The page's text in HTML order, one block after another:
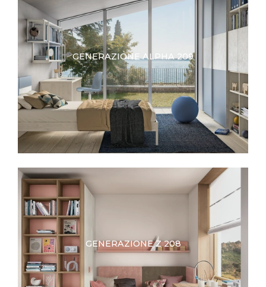
GENERAZIONE ALPHA 209
GENERAZIONE Z 208